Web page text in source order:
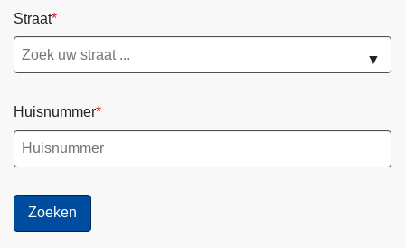
Straat
▼
Huisnummer